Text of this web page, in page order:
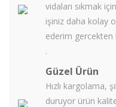
vidaları sıkmak
işiniz daha kolay
ederim gercekten
.
Güzel Ürün
Hızlı kargolama,
duruyor ürün